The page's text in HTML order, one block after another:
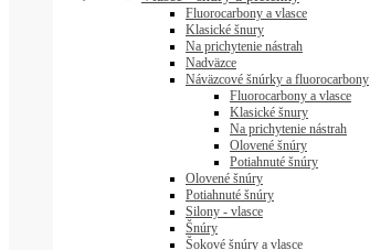
Fluorocarbony a vlasce
Klasické šnury
Na prichytenie nástrah
Nadväzce
Náväzcové šnúrky a fluorocarbony
Fluorocarbony a vlasce
Klasické šnury
Na prichytenie nástrah
Olovené šnúry
Potiahnuté šnúry
Olovené šnúry
Potiahnuté šnúry
Silony - vlasce
Šnúry
Šokové šnúry a vlasce